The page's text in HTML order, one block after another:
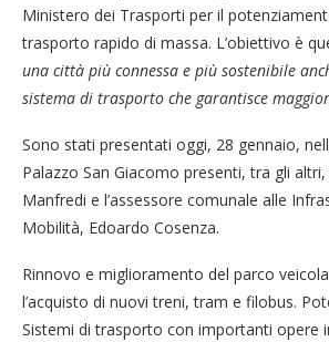
Ministero dei Trasporti per il
trasporto rapido di massa. L’obiettivo è
una città più connessa e più sostenibile
sistema di trasporto che garantisce
Sono stati presentati oggi, 28 gennaio,
Palazzo San Giacomo presenti, tra gli
Manfredi e l’assessore comunale alle
Mobilità, Edoardo Cosenza.
Rinnovo e miglioramento del parco
l’acquisto di nuovi treni, tram e filobus.
Sistemi di trasporto con importanti opere